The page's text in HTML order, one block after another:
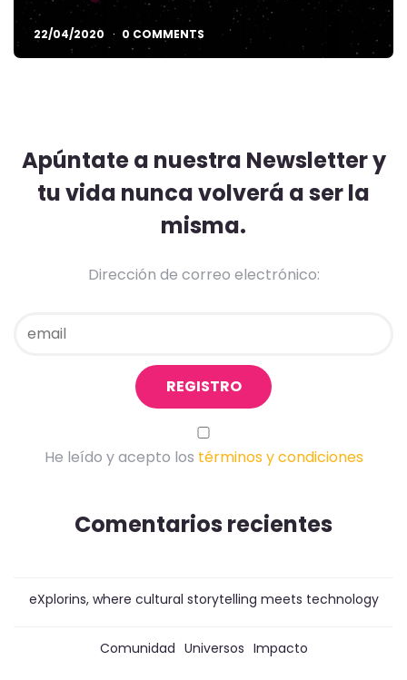
22/04/2020 0 COMMENTS
Apúntate a nuestra Newsletter y
tu vida nunca volverá a ser la
misma.
Dirección de correo electrónico:
He leído y acepto los términos y condiciones
Comentarios recientes
eXplorins, where cultural storytelling meets technology
Comunidad Universos Impacto